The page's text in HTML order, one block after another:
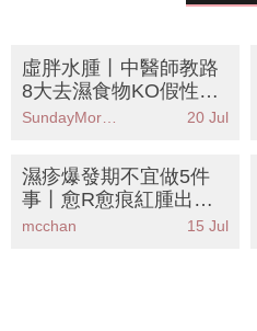
虛胖水腫丨中醫師教路
8大去濕食物KO假性肥
胖！拆解濕氣重成因＋
20 Jul
濕疹爆發期不宜做5件
事丨愈R愈痕紅腫出
水？皮膚科醫生中醫聯
mcchan 15 Jul